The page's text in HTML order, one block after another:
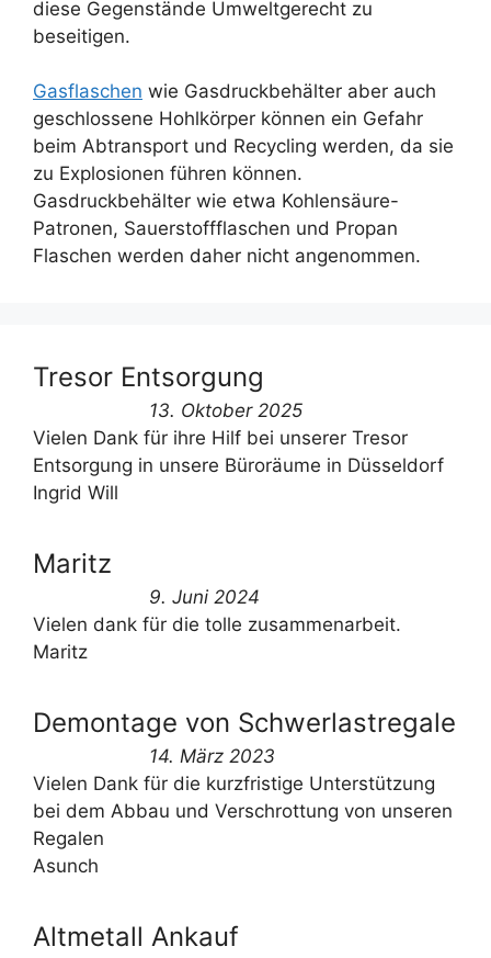
diese Gegenstände Umweltgerecht zu
beseitigen.
Gasflaschen wie Gasdruckbehälter aber auch
geschlossene Hohlkörper können ein Gefahr
beim Abtransport und Recycling werden, da sie
zu Explosionen führen können.
Gasdruckbehälter wie etwa Kohlensäure-
Patronen, Sauerstoffflaschen und Propan
Flaschen werden daher nicht angenommen.
Tresor Entsorgung
13. Oktober 2025
Vielen Dank für ihre Hilf bei unserer Tresor
Entsorgung in unsere Büroräume in Düsseldorf
Ingrid Will
Maritz
9. Juni 2024
Vielen dank für die tolle zusammenarbeit.
Maritz
Demontage von Schwerlastregale
14. März 2023
Vielen Dank für die kurzfristige Unterstützung
bei dem Abbau und Verschrottung von unseren
Regalen
Asunch
Altmetall Ankauf